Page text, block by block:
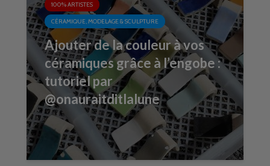
100% ARTISTES
CÉRAMIQUE, MODELAGE & SCULPTURE
Ajouter de la couleur à vos
céramiques grâce à l’engobe :
tutoriel par
@onauraitditlalune